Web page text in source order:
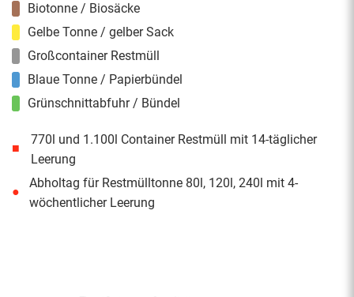
Biotonne / Biosäcke
Gelbe Tonne / gelber Sack
Großcontainer Restmüll
Blaue Tonne / Papierbündel
Grünschnittabfuhr / Bündel
■
770l und 1.100l Container Restmüll mit 14-täglicher
Leerung
●
Abholtag für Restmülltonne 80l, 120l, 240l mit 4-
wöchentlicher Leerung